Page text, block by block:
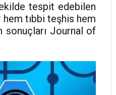
tespit edebilen
tıbbi teşhis hem
sonuçları Journal of